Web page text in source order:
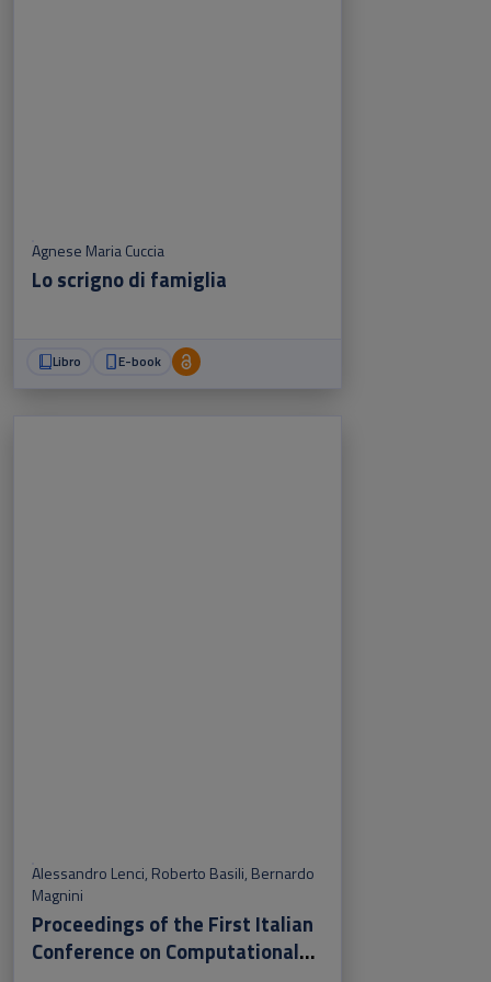
Agnese Maria Cuccia
Lo scrigno di famiglia
Libro E-book
Alessandro Lenci, Roberto Basili, Bernardo
Magnini
Proceedings of the First Italian
Conference on Computational